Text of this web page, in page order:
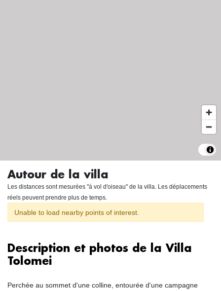
Autour de la villa
Les distances sont mesurées "à vol d'oiseau" de la villa. Les déplacements
réels peuvent prendre plus de temps.
Unable to load nearby points of interest.
Description et photos de la Villa
Tolomei
Perchée au sommet d'une colline, entourée d'une campagne